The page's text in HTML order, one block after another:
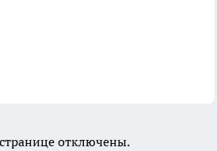
отключены.